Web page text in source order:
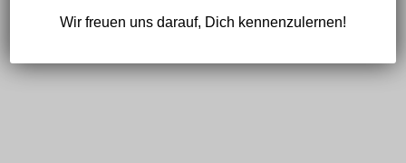
Wir freuen uns darauf, Dich kennenzulernen!